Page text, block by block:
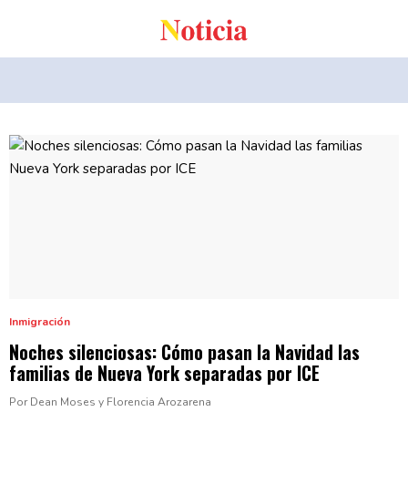
Inmigración
Noches silenciosas: Cómo pasan la Navidad las
familias de Nueva York separadas por ICE
Por Dean Moses y Florencia Arozarena